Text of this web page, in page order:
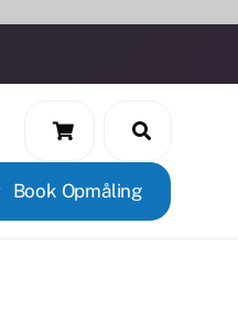
Book Opmåling